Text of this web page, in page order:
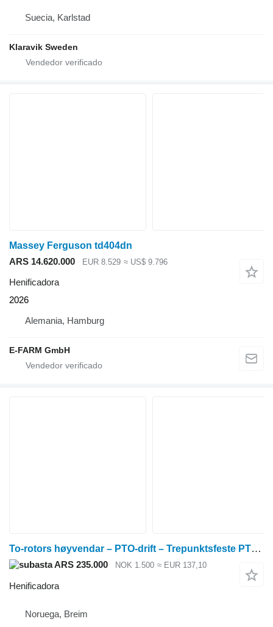
Suecia, Karlstad
Klaravik Sweden
Massey Ferguson td404dn
ARS 14.620.000
EUR 8.529 ≈ US$ 9.796
Henificadora
2026
Alemania, Hamburg
E-FARM GmbH
To-rotors høyvendar – PTO-drift – Trepunktsfeste PTO-drift – Tre
ARS 235.000 NOK 1.500 ≈ EUR 137,10
Henificadora
Noruega, Breim